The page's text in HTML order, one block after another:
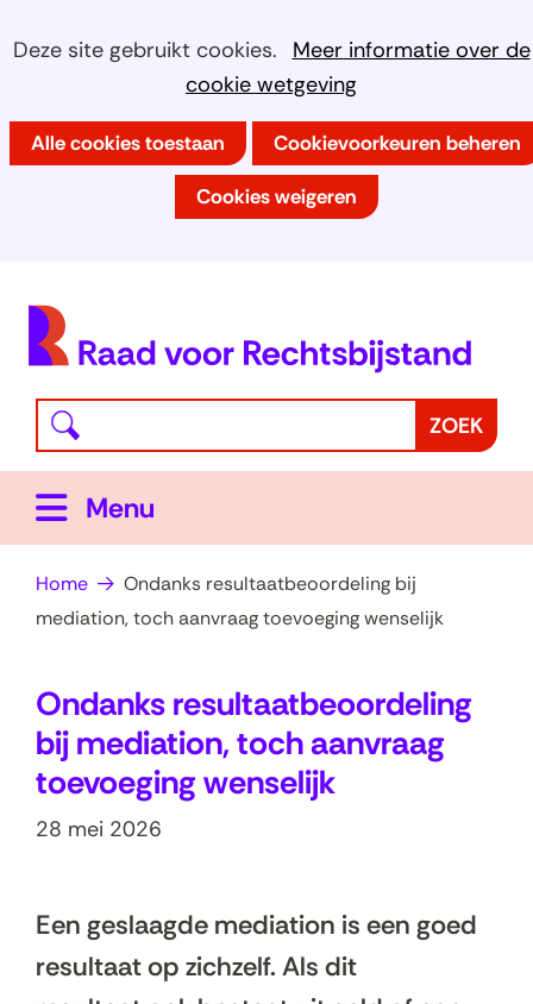
Cookies
Deze site gebruikt cookies.
Meer informatie over de
cookie wetgeving
Hier
het
gebruik
website
worden
toegestaan
Alle cookies toestaan Cookievoorkeuren beheren
Cookies weigeren
naar
de
inhoud
Waar
bent
naar
op
zoek?
ZOEK
Menu
Home
Ondanks resultaatbeoordeling bij
mediation, toch aanvraag toevoeging wenselijk
Ondanks resultaatbeoordeling
bij mediation, toch aanvraag
toevoeging wenselijk
28 mei 2026
Een geslaagde mediation is een goed
resultaat op zichzelf. Als dit